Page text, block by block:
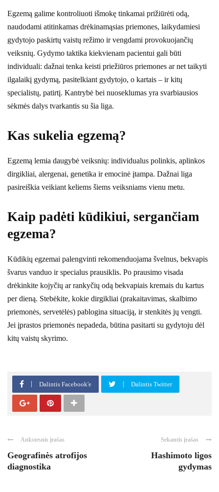
Egzemą galime kontroliuoti išmokę tinkamai prižiūrėti odą,
naudodami atitinkamas drėkinamąsias priemones, laikydamiesi
gydytojo paskirtų vaistų režimo ir vengdami provokuojančių
veiksnių. Gydymo taktika kiekvienam pacientui gali būti
individuali: dažnai tenka keisti priežiūros priemones ar net taikyti
ilgalaikį gydymą, pasitelkiant gydytojo, o kartais – ir kitų
specialistų, patirtį. Kantrybė bei nuoseklumas yra svarbiausios
sėkmės dalys tvarkantis su šia liga.
Kas sukelia egzemą?
Egzemą lemia daugybė veiksnių: individualus polinkis, aplinkos
dirgikliai, alergenai, genetika ir emocinė įtampa. Dažnai liga
pasireiškia veikiant keliems šiems veiksniams vienu metu.
Kaip padėti kūdikiui, sergančiam
egzema?
Kūdikių egzemai palengvinti rekomenduojama švelnus, bekvapis
švarus vanduo ir specialus prausiklis. Po prausimo visada
drėkinkite kojyčių ar rankyčių odą bekvapiais kremais du kartus
per dieną. Stebėkite, kokie dirgikliai (prakaitavimas, skalbimo
priemonės, servetėlės) pablogina situaciją, ir stenkitės jų vengti.
Jei įprastos priemonės nepadeda, būtina pasitarti su gydytoju dėl
kitų vaistų skyrimo.
Dalintis Facebook'e Dalintis Twitter
Ankstesnis įrašas
Geografinės atrofijos
diagnostika
Sekantis įrašas
Hashimoto ligos
gydymas